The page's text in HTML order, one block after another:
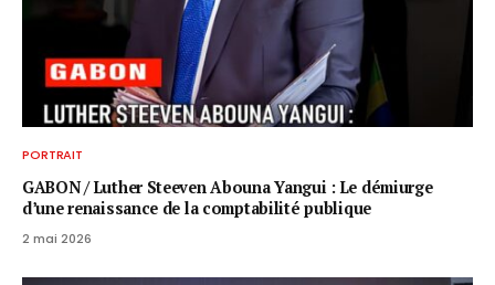
PORTRAIT
GABON / ​Luther Steeven Abouna Yangui : Le démiurge
d’une renaissance de la comptabilité publique
2 mai 2026